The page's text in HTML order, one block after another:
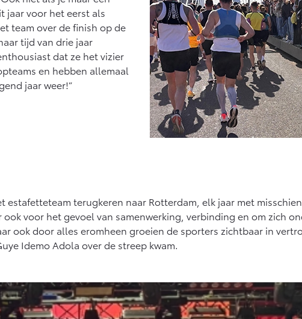
jaar voor het eerst als
team over de finish op de
tijd van drie jaar
dat ze het vizier
en hebben allemaal
jaar weer!”
estafetteteam terugkeren naar Rotterdam, elk jaar met
voor het gevoel van samenwerking, verbinding en om zich
ook door alles eromheen groeien de sporters zichtbaar in
Idemo Adola over de streep kwam.